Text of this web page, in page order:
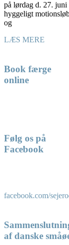
på lørdag d. 27. juni
hyggeligt
og
LÆS MERE
Book færge
online
Følg os på
Facebook
facebook.com/
af danske